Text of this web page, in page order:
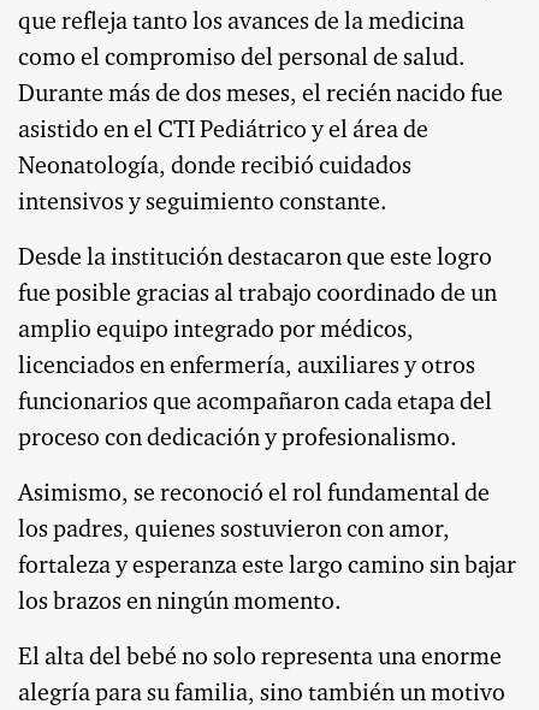
que refleja tanto los avances de la medicina
como el compromiso del personal de salud.
Durante más de dos meses, el recién nacido fue
asistido en el CTI Pediátrico y el área de
Neonatología, donde recibió cuidados
intensivos y seguimiento constante.
Desde la institución destacaron que este logro
fue posible gracias al trabajo coordinado de un
amplio equipo integrado por médicos,
licenciados en enfermería, auxiliares y otros
funcionarios que acompañaron cada etapa del
proceso con dedicación y profesionalismo.
Asimismo, se reconoció el rol fundamental de
los padres, quienes sostuvieron con amor,
fortaleza y esperanza este largo camino sin bajar
los brazos en ningún momento.
El alta del bebé no solo representa una enorme
alegría para su familia, sino también un motivo